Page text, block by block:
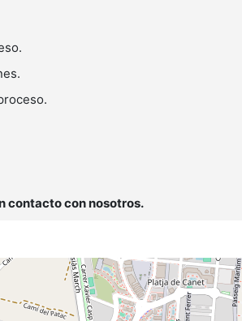
contacto con nosotros.